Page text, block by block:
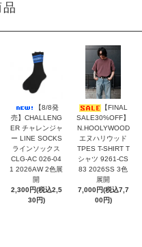
【8/8発
売】CHALLENG
ER チャレンジャ
ー LINE SOCKS
ラインソックス
CLG-AC 026-04
1 2026AW 2色展
開
2,300円(税込2,5
30円)
【FINAL
SALE30%OFF】
N.HOOLYWOOD
エヌハリウッド
TPES T-SHIRT T
シャツ 9261-CS
83 2026SS 3色
展開
7,000円(税込7,7
00円)